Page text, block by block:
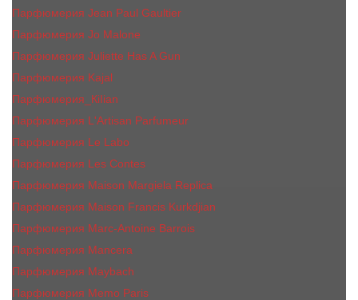
Парфюмерия Jean Paul Gaultier
Парфюмерия Jо Malоnе
Парфюмерия Juliette Has A Gun
Парфюмерия Kajal
Парфюмерия_КiIiаn
Парфюмерия L'Artisan Parfumeur
Парфюмерия Le Labo
Парфюмерия Les Contes
Парфюмерия Maison Margiela Replica
Парфюмерия Maison Francis Kurkdjian
Парфюмерия Marc-Antoine Barrois
Парфюмерия Mancera
Парфюмерия Maybach
Парфюмерия Memo Paris